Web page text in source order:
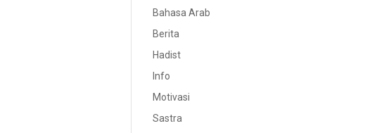
Bahasa Arab
Berita
Hadist
Info
Motivasi
Sastra